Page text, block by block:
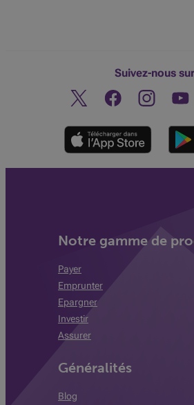
Suivez-nous sur
Twitter FacebookInstagram
Notre gamme de
Payer
Emprunter
Epargner
Investir
Assurer
Généralités
Blog